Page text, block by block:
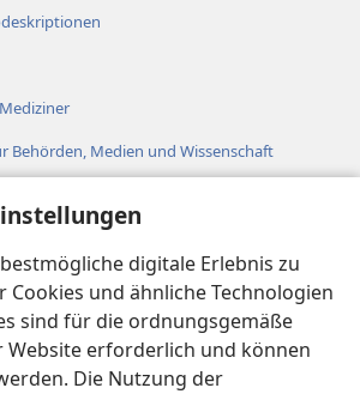
digitale Erlebnis zu
Cookies und ähnliche Technologien
sind für die ordnungsgemäße
Website erforderlich und können
Die Nutzung der
Behörden, Medien und Wissenschaft
BIBLIOTHEK